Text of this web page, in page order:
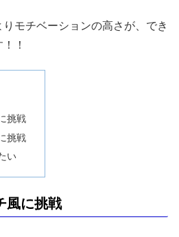
モチベーションの高さが、でき
！
挑戦
挑戦
い
風に挑戦